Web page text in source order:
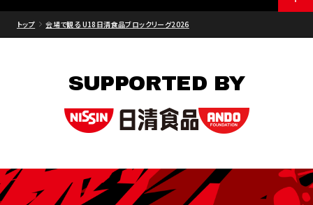
トップ 会場で観る U18日清食品ブロックリーグ2026
SUPPORTED BY